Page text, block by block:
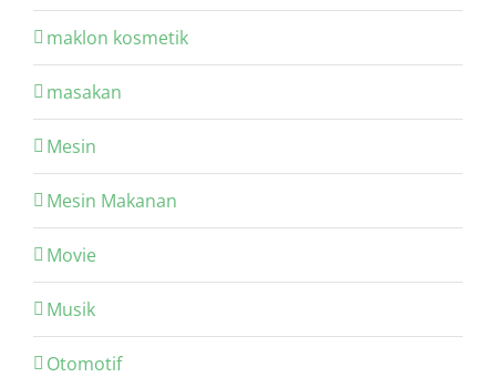
maklon kosmetik
masakan
Mesin
Mesin Makanan
Movie
Musik
Otomotif